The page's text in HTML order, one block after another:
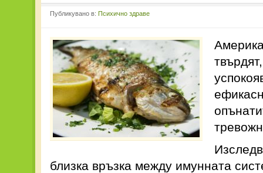
Публикувано в: Психично здраве
близка връзка между имунната